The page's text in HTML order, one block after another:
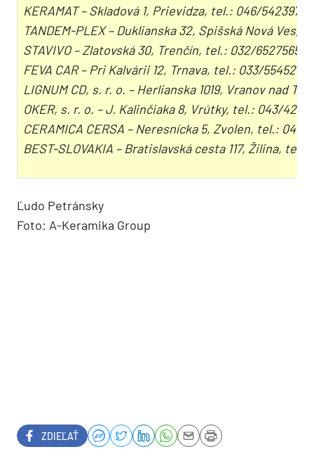
KERAMAT – Skladová 1, Prievidza, tel.: 046/5423975
TANDEM-PLEX – Duklianska 32, Spišská Nová Ves,
STAVIVO – Zlatovská 30, Trenčín, tel.: 032/6527565
FEVA CAR – Pri Kalvárii 12, Trnava, tel.: 033/5545246
LIGNUM CD, s. r. o. – Herlianska 1019, Vranov nad
OKER, s. r. o. – J. Kalinčiaka 8, Vrútky, tel.: 043/
CERAMICA CERSA – Neresnícka 5, Zvolen, tel.: 045/
BEST-SLOVAKIA – Bratislavská cesta 117, Žilina, tel.:
Ľudo Petránsky
Foto: A-Keramika Group
ZDIEĽAŤ